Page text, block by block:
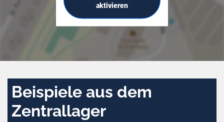
aktivieren
Beispiele aus dem
Zentrallager